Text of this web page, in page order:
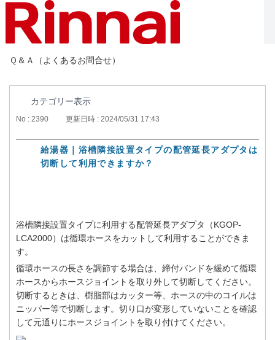
Ｑ＆Ａ（よくあるお問合せ）
カテゴリー表示
No : 2390 更新日時 : 2024/05/31 17:43
給湯器｜浴槽隣接設置タイプの配管延長アダプタは
切断して利用できますか？
浴槽隣接設置タイプに利用する配管延長アダプタ（KGOP-
LCA2000）は循環ホースをカットして利用することができま
す。
循環ホースの長さを調節する場合は、締付バンドを緩めて循環
ホースからホースジョイントを取り外して切断してください。
切断するときは、樹脂部はカッター等、ホースの中のコイルは
ニッパー等で切断します。切り口が変形していないことを確認
して元通りにホースジョイントを取り付けてください。